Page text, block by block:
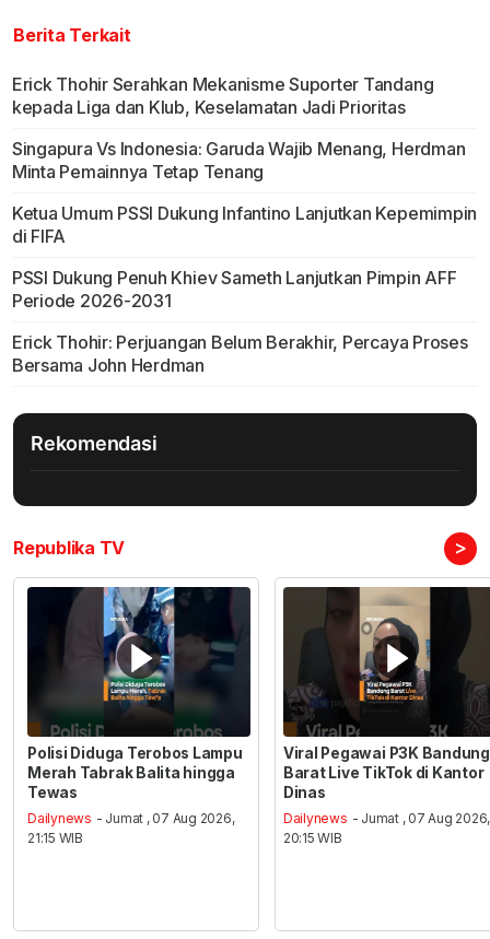
Berita Terkait
Erick Thohir Serahkan Mekanisme Suporter Tandang
kepada Liga dan Klub, Keselamatan Jadi Prioritas
Singapura Vs Indonesia: Garuda Wajib Menang, Herdman
Minta Pemainnya Tetap Tenang
Ketua Umum PSSI Dukung Infantino Lanjutkan Kepemimpin
di FIFA
PSSI Dukung Penuh Khiev Sameth Lanjutkan Pimpin AFF
Periode 2026-2031
Erick Thohir: Perjuangan Belum Berakhir, Percaya Proses
Bersama John Herdman
Rekomendasi
Republika TV >
Polisi Diduga Terobos Lampu
Merah Tabrak Balita hingga
Tewas
Dailynews - Jumat , 07 Aug 2026,
21:15 WIB
Viral Pegawai P3K Bandung
Barat Live TikTok di Kantor
Dinas
Dailynews - Jumat , 07 Aug 2026,
20:15 WIB